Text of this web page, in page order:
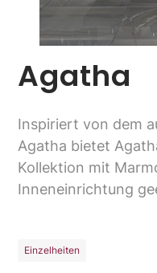
Agatha
Inspiriert von dem
Agatha bietet
Kollektion mit
Inneneinrichtung
Einzelheiten